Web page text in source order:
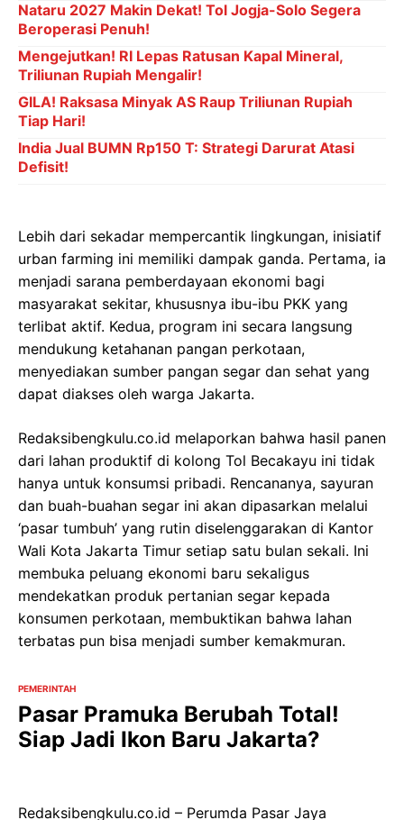
Nataru 2027 Makin Dekat! Tol Jogja-Solo Segera
Beroperasi Penuh!
Mengejutkan! RI Lepas Ratusan Kapal Mineral,
Triliunan Rupiah Mengalir!
GILA! Raksasa Minyak AS Raup Triliunan Rupiah
Tiap Hari!
India Jual BUMN Rp150 T: Strategi Darurat Atasi
Defisit!
Lebih dari sekadar mempercantik lingkungan, inisiatif
urban farming ini memiliki dampak ganda. Pertama, ia
menjadi sarana pemberdayaan ekonomi bagi
masyarakat sekitar, khususnya ibu-ibu PKK yang
terlibat aktif. Kedua, program ini secara langsung
mendukung ketahanan pangan perkotaan,
menyediakan sumber pangan segar dan sehat yang
dapat diakses oleh warga Jakarta.
Redaksibengkulu.co.id melaporkan bahwa hasil panen
dari lahan produktif di kolong Tol Becakayu ini tidak
hanya untuk konsumsi pribadi. Rencananya, sayuran
dan buah-buahan segar ini akan dipasarkan melalui
‘pasar tumbuh’ yang rutin diselenggarakan di Kantor
Wali Kota Jakarta Timur setiap satu bulan sekali. Ini
membuka peluang ekonomi baru sekaligus
mendekatkan produk pertanian segar kepada
konsumen perkotaan, membuktikan bahwa lahan
terbatas pun bisa menjadi sumber kemakmuran.
PEMERINTAH
Pasar Pramuka Berubah Total!
Siap Jadi Ikon Baru Jakarta?
Redaksibengkulu.co.id – Perumda Pasar Jaya